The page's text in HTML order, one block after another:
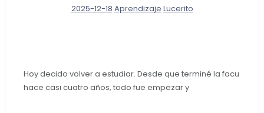
2025-12-18 Aprendizaje Lucerito
Hoy decido volver a estudiar. Desde que terminé la facu
hace casi cuatro años, todo fue empezar y